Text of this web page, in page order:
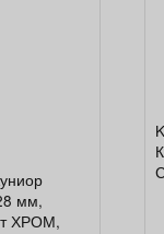
мм,
ХРОМ,